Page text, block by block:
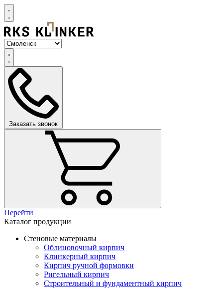
Заказать звонок
Перейти
Каталог продукции
Стеновые материалы
Облицовочный кирпич
Клинкерный кирпич
Кирпич ручной формовки
Ригельный кирпич
Строительный и фундаментный кирпич